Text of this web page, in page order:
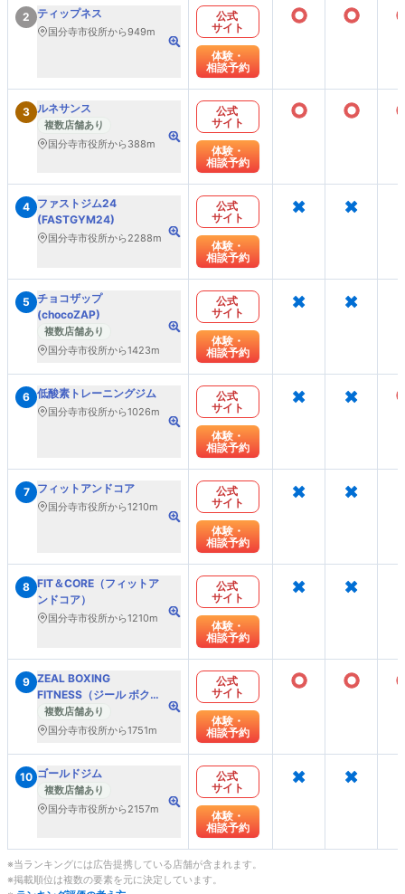
2 ティップネス
国分寺市役所から949m
公式
サイト
体験・
相談予約
○ ○
3 ルネサンス
複数店舗あり
国分寺市役所から388m
公式
サイト
体験・
相談予約
○ ○
4 ファストジム24
(FASTGYM24)
国分寺市役所から2288m
公式
サイト
体験・
相談予約
× ×
5 チョコザップ
(chocoZAP)
複数店舗あり
国分寺市役所から1423m
公式
サイト
体験・
相談予約
× ×
6 低酸素トレーニングジム
国分寺市役所から1026m
公式
サイト
体験・
相談予約
× ×
7 フィットアンドコア
国分寺市役所から1210m
公式
サイト
体験・
相談予約
× ×
8 FIT＆CORE（フィットア
ンドコア）
国分寺市役所から1210m
公式
サイト
体験・
相談予約
× ×
9 ZEAL BOXING
FITNESS（ジール ボクシ
ング フィットネス）
複数店舗あり
国分寺市役所から1751m
公式
サイト
体験・
相談予約
○ ○
10 ゴールドジム
複数店舗あり
国分寺市役所から2157m
公式
サイト
体験・
相談予約
× ×
※当ランキングには広告提携している店舗が含まれます。
※掲載順位は複数の要素を元に決定しています。